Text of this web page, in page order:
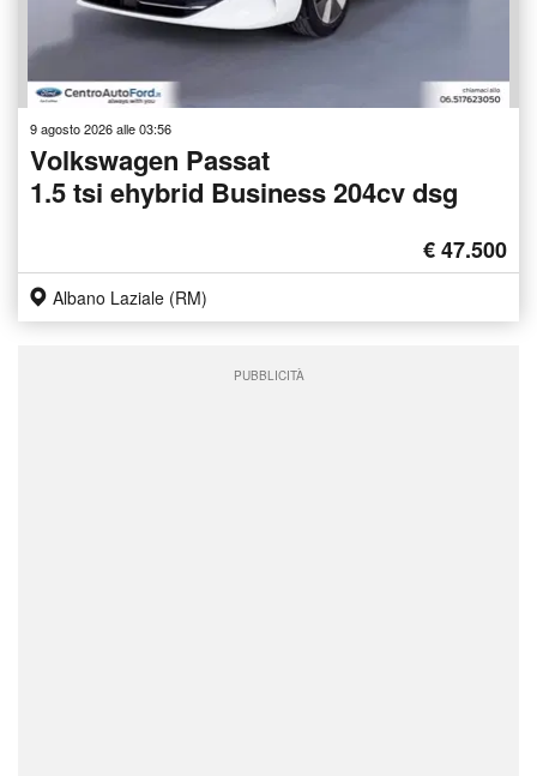
9 agosto 2026 alle 03:56
Volkswagen Passat
1.5 tsi ehybrid Business 204cv dsg
€ 47.500
Albano Laziale (RM)
PUBBLICITÀ